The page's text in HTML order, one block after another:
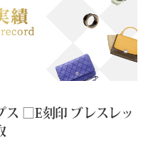
ス □E刻印 ブレスレッ